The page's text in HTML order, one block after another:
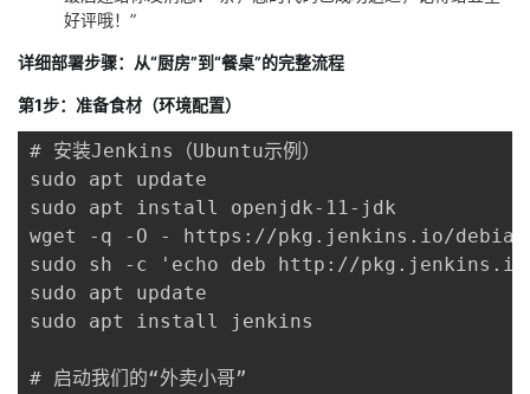
客
论
的
子
我
直
播
的
活
动
我
的
关
我
的
我
好评哦！”
详细部署步骤：从“厨房”到“餐桌”的完整流程
第1步：准备食材（环境配置）
# 安装Jenkins（Ubuntu示例）
sudo apt update
sudo apt install openjdk-11-jdk
wget -q -O - https://pkg.jenkins.io/
sudo sh -c 'echo deb http://
sudo apt update
sudo apt install jenkins
# 启动我们的“外卖小哥”